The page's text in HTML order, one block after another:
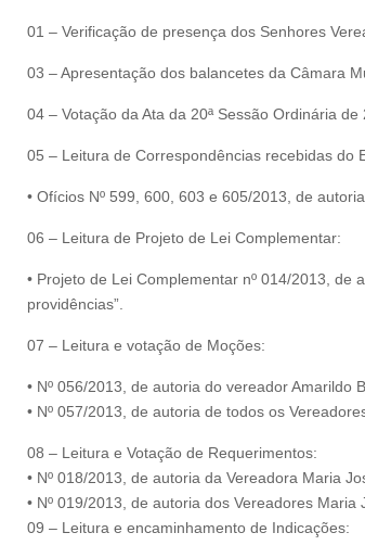
01 – Verificação de presença dos Senhores
03 – Apresentação dos balancetes da Câmara
04 – Votação da Ata da 20ª Sessão Ordinária
05 – Leitura de Correspondências recebidas do
• Ofícios Nº 599, 600, 603 e 605/2013, de
06 – Leitura de Projeto de Lei Complementar:
• Projeto de Lei Complementar nº 014/2013,
providências”.
07 – Leitura e votação de Moções:
• Nº 056/2013, de autoria do vereador Amarildo
• Nº 057/2013, de autoria de todos os
08 – Leitura e Votação de Requerimentos:
• Nº 018/2013, de autoria da Vereadora Maria
• Nº 019/2013, de autoria dos Vereadores
09 – Leitura e encaminhamento de Indicações: